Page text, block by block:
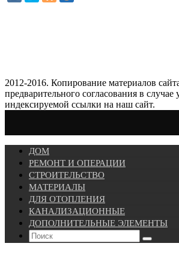
2012-2016. Копирование материалов
предварительного согласования в случае
индексируемой ссылки на наш сайт.
ДОМ
РЕМОНТ И ОПЕРАЦИИ
СТРОИТЕЛЬСТВО
МАТЕРИАЛЫ
ДЛЯ ОТОПЛЕНИЯ
КАНАЛИЗАЦИОННЫЕ
ДОПОЛНИТЕЛЬНЫЕ ЭЛЕМЕНТЫ